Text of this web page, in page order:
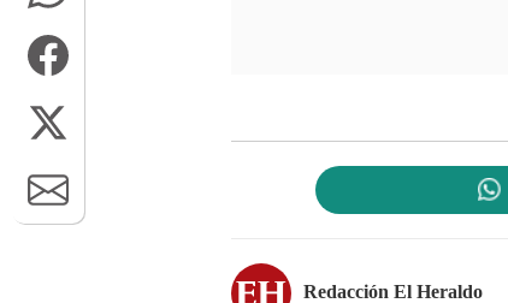
Redacción El Heraldo